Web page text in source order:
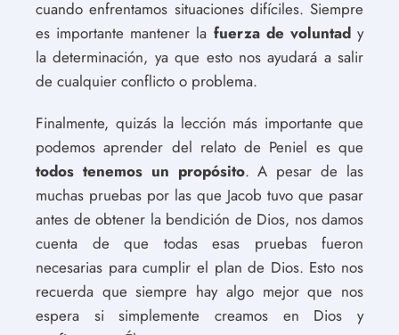
cuando enfrentamos situaciones difíciles. Siempre
es importante mantener la fuerza de voluntady
la determinación, ya que esto nos ayudará a salir
de cualquier conflicto o problema.
Finalmente, quizás la lección más importante que
podemos aprender del relato de Peniel es que
todos tenemos un propósito. A pesar de las
muchas pruebas por las que Jacob tuvo que pasar
antes de obtener la bendición de Dios, nos damos
cuenta de que todas esas pruebas fueron
necesarias para cumplir el plan de Dios. Esto nos
recuerda que siempre hay algo mejor que nos
espera si simplemente creamos en Dios y